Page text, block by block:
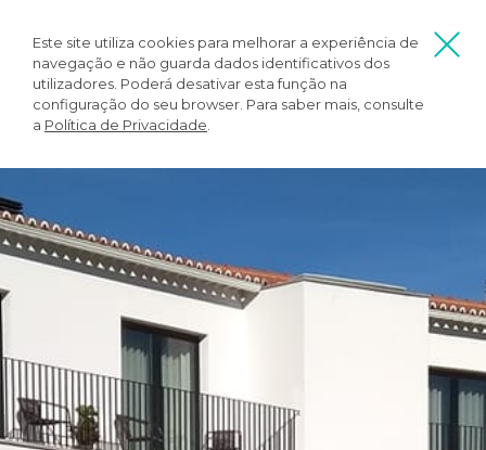
Este site utiliza cookies para melhorar a experiência de
navegação e não guarda dados identificativos dos
utilizadores. Poderá desativar esta função na
configuração do seu browser. Para saber mais, consulte
a Política de Privacidade